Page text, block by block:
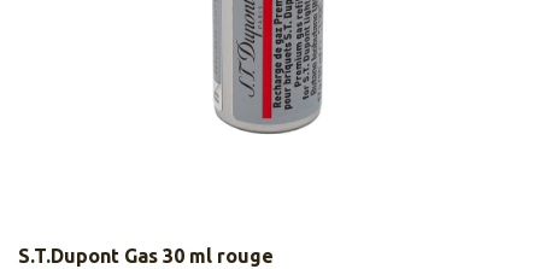
S.T.Dupont Gas 30 ml rouge